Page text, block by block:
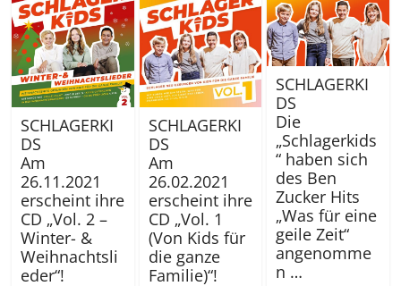
SCHLAGERKI
DS
Am
26.11.2021
erscheint ihre
CD „Vol. 2 –
Winter- &
Weihnachtsli
eder“!
SCHLAGERKI
DS
Am
26.02.2021
erscheint ihre
CD „Vol. 1
(Von Kids für
die ganze
Familie)“!
SCHLAGERKI
DS
Die
„Schlagerkids
“ haben sich
des Ben
Zucker Hits
„Was für eine
geile Zeit“
angenomme
n …